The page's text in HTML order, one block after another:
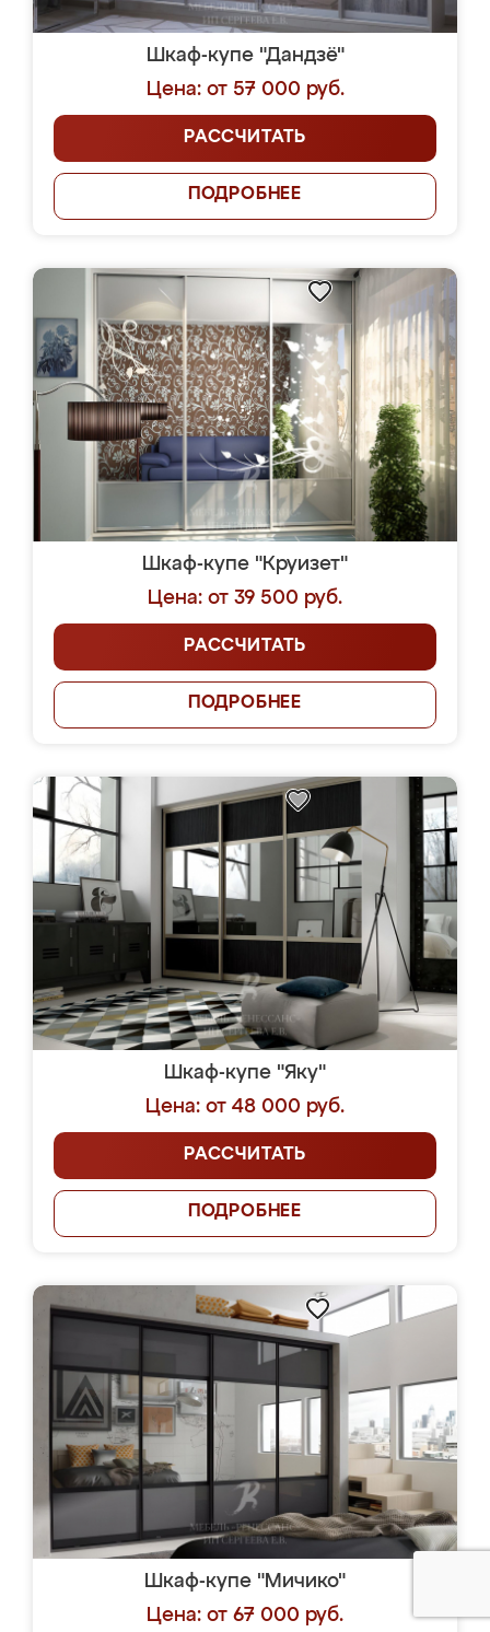
Шкаф-купе "Дандзё"
Цена: от 57 000 руб.
РАССЧИТАТЬ
ПОДРОБНЕЕ
Шкаф-купе "Круизет"
Цена: от 39 500 руб.
РАССЧИТАТЬ
ПОДРОБНЕЕ
Шкаф-купе "Яку"
Цена: от 48 000 руб.
РАССЧИТАТЬ
ПОДРОБНЕЕ
Шкаф-купе "Мичико"
Цена: от 67 000 руб.